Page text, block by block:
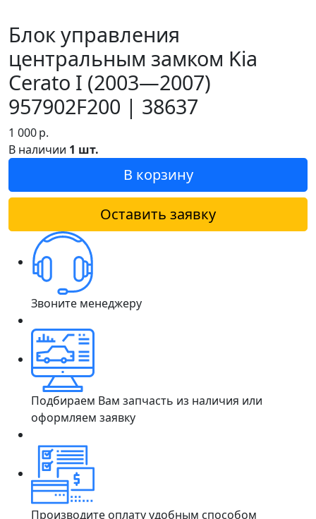
Блок управления
центральным замком Kia
Cerato I (2003—2007)
957902F200 | 38637
1 000р.
В наличии 1 шт.
В корзину
Оставить заявку
Звоните менеджеру
Подбираем Вам запчасть из наличия или
оформляем заявку
Производите оплату удобным способом